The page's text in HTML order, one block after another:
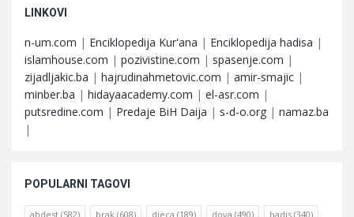
LINKOVI
n-um.com | Enciklopedija Kur'ana | Enciklopedija hadisa |
islamhouse.com | pozivistine.com | spasenje.com |
zijadljakic.ba | hajrudinahmetovic.com | amir-smajic |
minber.ba | hidayaacademy.com | el-asr.com |
putsredine.com | Predaje BiH Daija | s-d-o.org | namaz.ba
|
POPULARNI TAGOVI
abdest (582) brak (608) djeca (189) dova (490) hadis (340)